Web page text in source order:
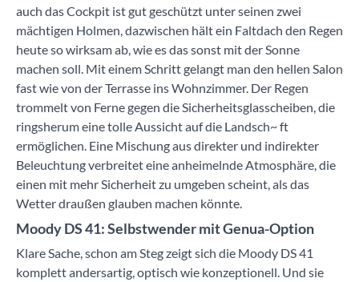
auch das Cockpit ist gut geschützt unter seinen zwei
mächtigen Holmen, dazwischen hält ein Faltdach den Regen
heute so wirksam ab, wie es das sonst mit der Sonne
machen soll. Mit einem Schritt gelangt man den hellen Salon
fast wie von der Terrasse ins Wohnzimmer. Der Regen
trommelt von Ferne gegen die Sicherheitsglasscheiben, die
ringsherum eine tolle Aussicht auf die Landsch~ ft
ermöglichen. Eine Mischung aus direkter und indirekter
Beleuchtung verbreitet eine anheimelnde Atmosphäre, die
einen mit mehr Sicherheit zu umgeben scheint, als das
Wetter draußen glauben machen könnte.
Moody DS 41: Selbstwender mit Genua-Option
Klare Sache, schon am Steg zeigt sich die Moody DS 41
komplett andersartig, optisch wie konzeptionell. Und sie